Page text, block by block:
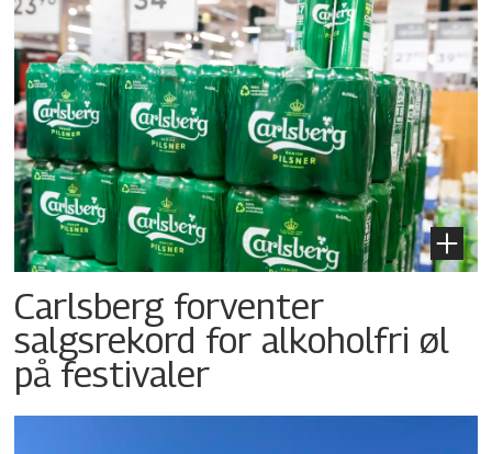
Carlsberg forventer
salgsrekord for alkoholfri øl
på festivaler